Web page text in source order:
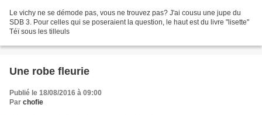
Le vichy ne se démode pas, vous ne trouvez pas? J'ai cousu une jupe du
SDB 3. Pour celles qui se poseraient la question, le haut est du livre "lisette"
Téï sous les tilleuls
Une robe fleurie
Publié le 18/08/2016 à 09:00
Par chofie